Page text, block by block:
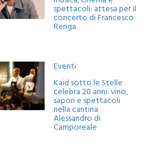
spettacoli: attesa per il
concerto di Francesco
Renga
Eventi
Kaid sotto le Stelle
celebra 20 anni: vino,
sapori e spettacoli
nella cantina
Alessandro di
Camporeale